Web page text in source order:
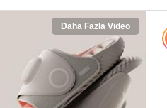
Daha Fazla Video